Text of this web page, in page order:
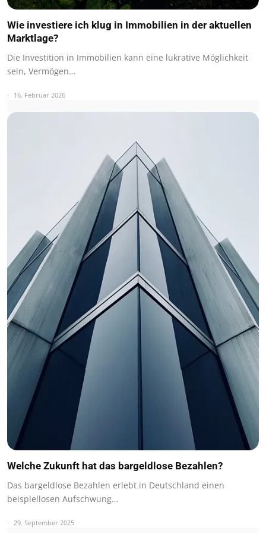
Wie investiere ich klug in Immobilien in der aktuellen
Marktlage?
Die Investition in Immobilien kann eine lukrative Möglichkeit
sein, Vermögen…
16. Februar 2026
Welche Zukunft hat das bargeldlose Bezahlen?
Das bargeldlose Bezahlen erlebt in Deutschland einen
beispiellosen Aufschwung…
29. September 2025